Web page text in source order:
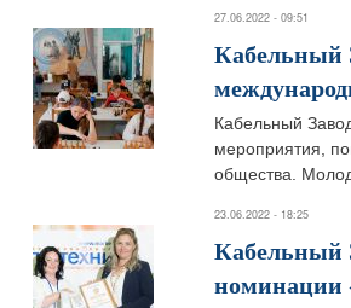
27.06.2022 - 09:51
Кабельный
мероприятия,
общества.
23.06.2022 - 18:25
Кабельный
номинации